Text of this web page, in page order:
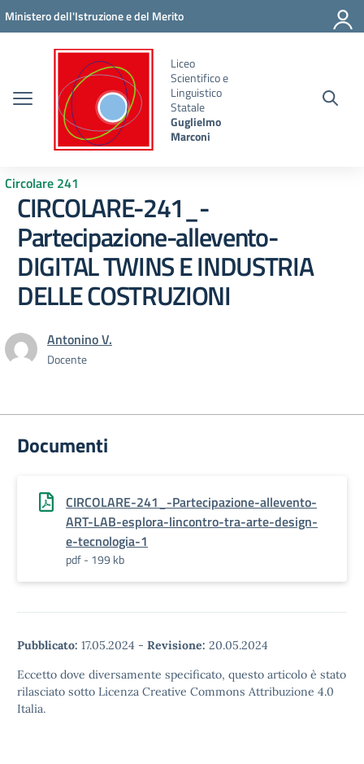
Vai ai contenuti
Vai al menu di navigazione
Vai al footer
Ministero dell'Istruzione e del Merito
Liceo
Scientifico e
Linguistico
Statale
Guglielmo
Marconi
Circolare 241
CIRCOLARE-241_-
Partecipazione-allevento-
DIGITAL TWINS E INDUSTRIA
DELLE COSTRUZIONI
Antonino V.
Docente
Documenti
CIRCOLARE-241_-Partecipazione-allevento-
ART-LAB-esplora-lincontro-tra-arte-design-
e-tecnologia-1
pdf - 199 kb
Pubblicato: 17.05.2024 - Revisione: 20.05.2024
Eccetto dove diversamente specificato, questo articolo è stato
rilasciato sotto Licenza Creative Commons Attribuzione 4.0
Italia.